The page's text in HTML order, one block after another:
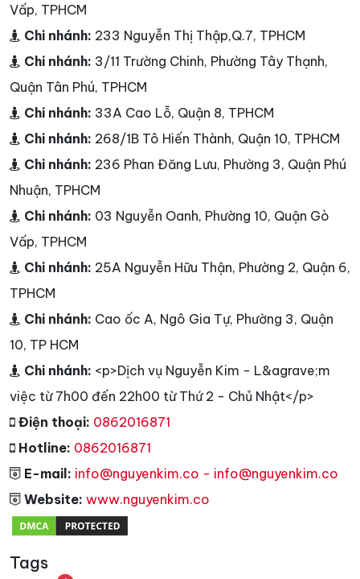
Vấp, TPHCM
Chi nhánh: 233 Nguyễn Thị Thập,Q.7, TPHCM
Chi nhánh: 3/11 Trường Chinh, Phường Tây Thạnh,
Quận Tân Phú, TPHCM
Chi nhánh: 33A Cao Lỗ, Quận 8, TPHCM
Chi nhánh: 268/1B Tô Hiến Thành, Quận 10, TPHCM
Chi nhánh: 236 Phan Đăng Lưu, Phường 3, Quận Phú
Nhuận, TPHCM
Chi nhánh: 03 Nguyễn Oanh, Phường 10, Quận Gò
Vấp, TPHCM
Chi nhánh: 25A Nguyễn Hữu Thận, Phường 2, Quận 6,
TPHCM
Chi nhánh: Cao ốc A, Ngô Gia Tự, Phường 3, Quận
10, TP HCM
Chi nhánh: <p>Dịch vụ Nguyễn Kim - L&agrave;m
việc từ 7h00 đến 22h00 từ Thứ 2 - Chủ Nhật</p>
Điện thoại: 0862016871
Hotline: 0862016871
E-mail: info@nguyenkim.co - info@nguyenkim.co
Website: www.nguyenkim.co
Tags